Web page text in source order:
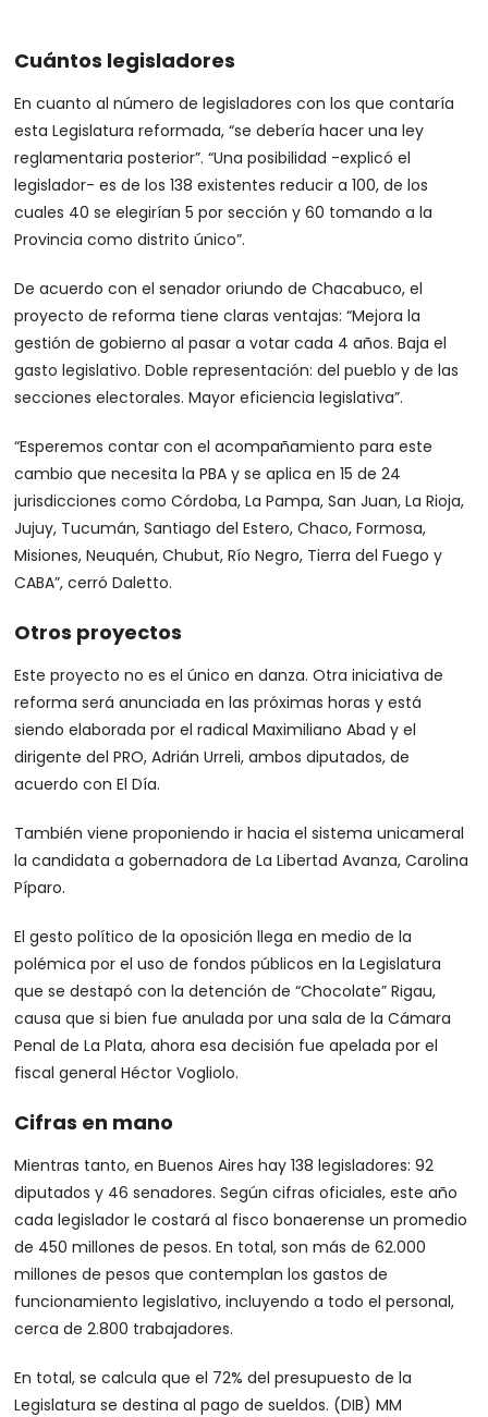
Cuántos legisladores
En cuanto al número de legisladores con los que contaría
esta Legislatura reformada, “se debería hacer una ley
reglamentaria posterior”. “Una posibilidad -explicó el
legislador- es de los 138 existentes reducir a 100, de los
cuales 40 se elegirían 5 por sección y 60 tomando a la
Provincia como distrito único”.
De acuerdo con el senador oriundo de Chacabuco, el
proyecto de reforma tiene claras ventajas: “Mejora la
gestión de gobierno al pasar a votar cada 4 años. Baja el
gasto legislativo. Doble representación: del pueblo y de las
secciones electorales. Mayor eficiencia legislativa”.
“Esperemos contar con el acompañamiento para este
cambio que necesita la PBA y se aplica en 15 de 24
jurisdicciones como Córdoba, La Pampa, San Juan, La Rioja,
Jujuy, Tucumán, Santiago del Estero, Chaco, Formosa,
Misiones, Neuquén, Chubut, Río Negro, Tierra del Fuego y
CABA”, cerró Daletto.
Otros proyectos
Este proyecto no es el único en danza. Otra iniciativa de
reforma será anunciada en las próximas horas y está
siendo elaborada por el radical Maximiliano Abad y el
dirigente del PRO, Adrián Urreli, ambos diputados, de
acuerdo con El Día.
También viene proponiendo ir hacia el sistema unicameral
la candidata a gobernadora de La Libertad Avanza, Carolina
Píparo.
El gesto político de la oposición llega en medio de la
polémica por el uso de fondos públicos en la Legislatura
que se destapó con la detención de “Chocolate” Rigau,
causa que si bien fue anulada por una sala de la Cámara
Penal de La Plata, ahora esa decisión fue apelada por el
fiscal general Héctor Vogliolo.
Cifras en mano
Mientras tanto, en Buenos Aires hay 138 legisladores: 92
diputados y 46 senadores. Según cifras oficiales, este año
cada legislador le costará al fisco bonaerense un promedio
de 450 millones de pesos. En total, son más de 62.000
millones de pesos que contemplan los gastos de
funcionamiento legislativo, incluyendo a todo el personal,
cerca de 2.800 trabajadores.
En total, se calcula que el 72% del presupuesto de la
Legislatura se destina al pago de sueldos. (DIB) MM